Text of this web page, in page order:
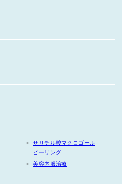
サリチル酸マクロゴール
ピーリング
美容内服治療